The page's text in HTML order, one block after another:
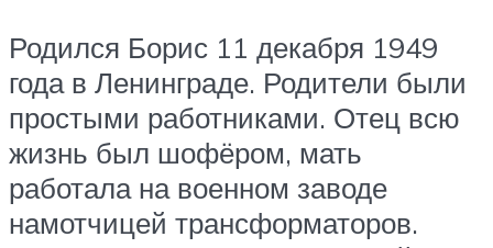
Родился Борис 11 декабря 1949
года в Ленинграде. Родители были
простыми работниками. Отец всю
жизнь был шофёром, мать
работала на военном заводе
намотчицей трансформаторов.